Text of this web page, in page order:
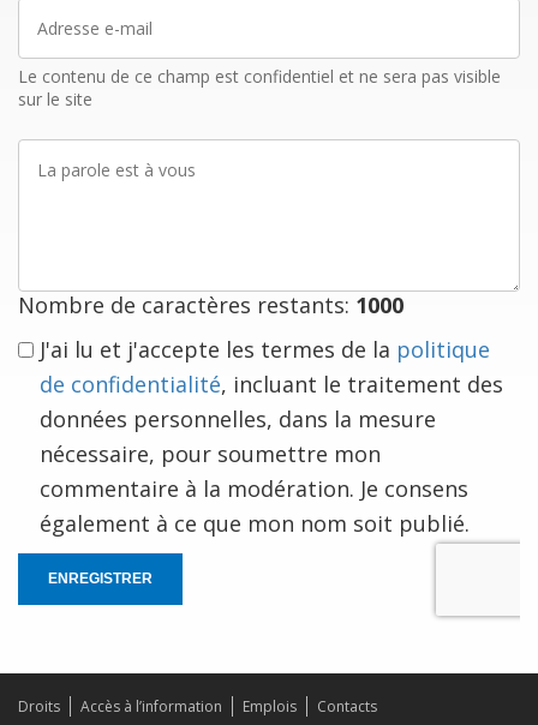
Adresse
mail
Le contenu de ce champ est confidentiel et ne sera pas visible
sur le site
La
parole
Nombre de caractères restants: 1000
J'ai lu et j'accepte les termes de la politique
de confidentialité, incluant le traitement des
données personnelles, dans la mesure
nécessaire, pour soumettre mon
commentaire à la modération. Je consens
également à ce que mon nom soit publié.
ENREGISTRER
Droits Accès à l’information Emplois Contacts